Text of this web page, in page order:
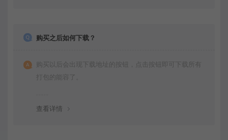
购买之后如何下载？
购买以后会出现下载地址的按钮，点击按钮即可下载所有
打包的能容了。
查看详情